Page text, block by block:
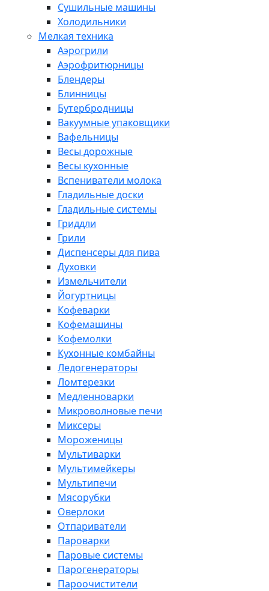
Сушильные машины
Холодильники
Мелкая техника
Аэрогрили
Аэрофритюрницы
Блендеры
Блинницы
Бутербродницы
Вакуумные упаковщики
Вафельницы
Весы дорожные
Весы кухонные
Вспениватели молока
Гладильные доски
Гладильные системы
Гриддли
Грили
Диспенсеры для пива
Духовки
Измельчители
Йогуртницы
Кофеварки
Кофемашины
Кофемолки
Кухонные комбайны
Ледогенераторы
Ломтерезки
Медленноварки
Микроволновые печи
Миксеры
Мороженицы
Мультиварки
Мультимейкеры
Мультипечи
Мясорубки
Оверлоки
Отпариватели
Пароварки
Паровые системы
Парогенераторы
Пароочистители